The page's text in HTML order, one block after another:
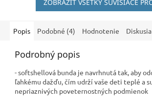
ZOBRAZIŤ VŠETKY SÚVISIACE
Popis Podobné (4) Hodnotenie Diskusia
Podrobný popis
- softshellová bunda je navrhnutá tak, aby
ľahkému dažďu, čím udrží vaše deti teplé a
nepriaznivých poveternostných podmienok